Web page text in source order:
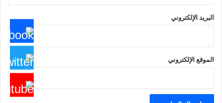
البريد الإلكتروني
الموقع الإلكتروني